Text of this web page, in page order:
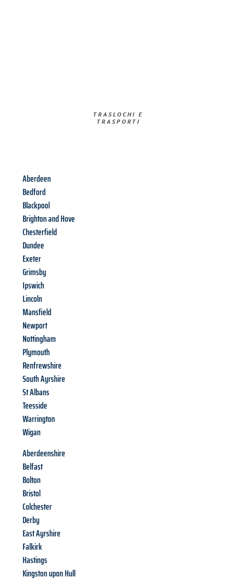
TRASLOCHI E
TRASPORTI​
Aberdeen
Bedford
Blackpool
Brighton and Hove
Chesterfield
Dundee
Exeter
Grimsby
Ipswich
Lincoln
Mansfield
Newport
Nottingham
Plymouth
Renfrewshire
South Ayrshire
St Albans
Teesside
Warrington
Wigan
Aberdeenshire
Belfast
Bolton
Bristol
Colchester
Derby
East Ayrshire
Falkirk
Hastings
Kingston upon Hull